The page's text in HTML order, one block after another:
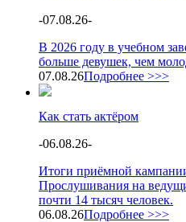
-07.08.26-
В 2026 году в учебном
больше девушек, чем
07.08.26Подробнее >>>
Как стать актёром
-06.08.26-
Итоги приёмной
Прослушивания на
почти 14 тысяч человек.
06.08.26Подробнее >>>